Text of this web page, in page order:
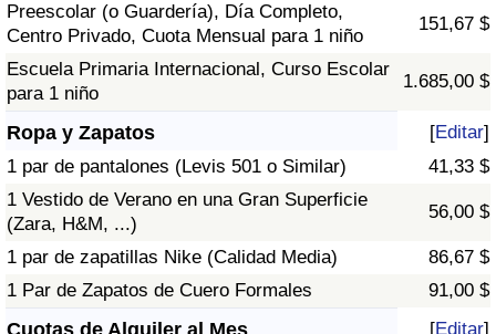
Preescolar (o Guardería), Día Completo,
Centro Privado, Cuota Mensual para 1 niño
151,67 $
Escuela Primaria Internacional, Curso Escolar
para 1 niño
1.685,00 $
Ropa y Zapatos [Editar]
1 par de pantalones (Levis 501 o Similar)
41,33 $
1 Vestido de Verano en una Gran Superficie
(Zara, H&M, ...)
56,00 $
1 par de zapatillas Nike (Calidad Media)
86,67 $
1 Par de Zapatos de Cuero Formales
91,00 $
[Editar]